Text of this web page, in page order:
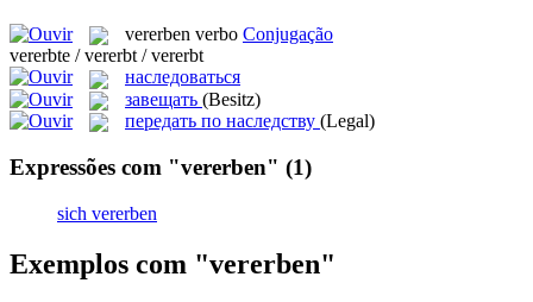
vererben verbo Conjugação
vererbte / vererbt / vererbt
наследоваться
завещать (Besitz)
передать по наследству (Legal)
Expressões com "vererben" (1)
sich vererben
Exemplos com "vererben"